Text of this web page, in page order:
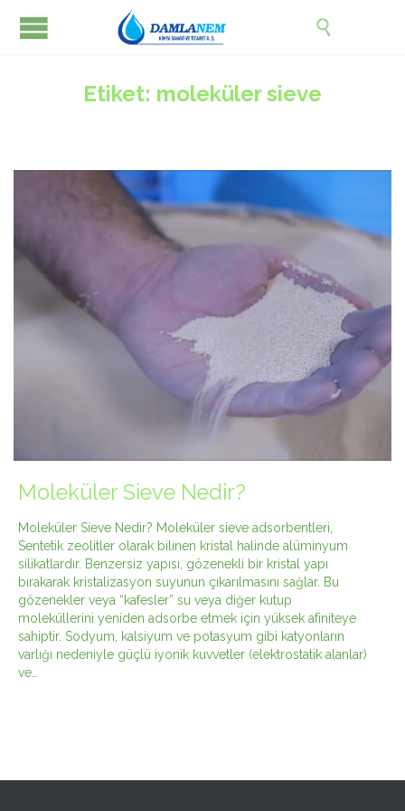

Etiket: moleküler sieve
Moleküler Sieve Nedir?
Moleküler Sieve Nedir? Moleküler sieve adsorbentleri,
Sentetik zeolitler olarak bilinen kristal halinde alüminyum
silikatlardır. Benzersiz yapısı, gözenekli bir kristal yapı
bırakarak kristalizasyon suyunun çıkarılmasını sağlar. Bu
gözenekler veya “kafesler” su veya diğer kutup
moleküllerini yeniden adsorbe etmek için yüksek afiniteye
sahiptir. Sodyum, kalsiyum ve potasyum gibi katyonların
varlığı nedeniyle güçlü iyonik kuvvetler (elektrostatik alanlar)
ve…